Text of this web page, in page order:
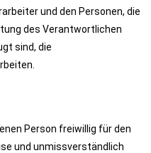
und den Personen, die
des Verantwortlichen
sind, die
Person freiwillig für den
und unmissverständlich